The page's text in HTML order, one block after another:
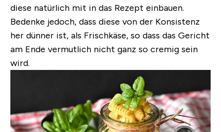
diese natürlich mit in das Rezept einbauen.
Bedenke jedoch, dass diese von der Konsistenz
her dünner ist, als Frischkäse, so dass das Gericht
am Ende vermutlich nicht ganz so cremig sein
wird.